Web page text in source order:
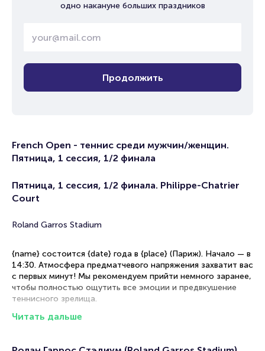
одно накануне больших праздников
Продолжить
French Open - теннис среди мужчин/женщин.
Пятница, 1 сессия, 1/2 финала
Пятница, 1 сессия, 1/2 финала. Philippe-Chatrier
Court
Roland Garros Stadium
{name} состоится {date} года в {place} (Париж). Начало — в
14:30. Атмосфера предматчевого напряжения захватит вас
с первых минут! Мы рекомендуем прийти немного заранее,
чтобы полностью ощутить все эмоции и предвкушение
теннисного зрелища.
{person1} и {person2} сразятся в теннисном турнире. Эта
Читать дальше